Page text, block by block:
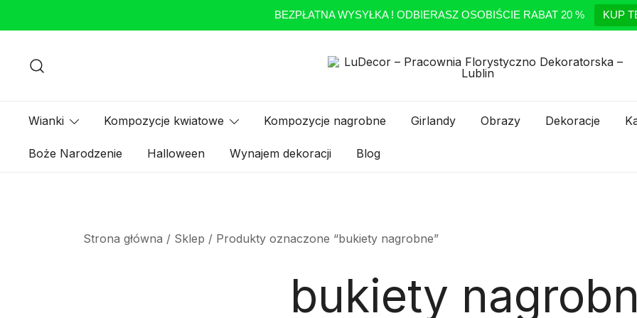
BEZPŁATNA WYSYŁKA ! ODBIERASZ OSOBIŚCIE RABAT 20 % KUP
Wianki Kompozycje kwiatowe Kompozycje nagrobne Girlandy Obrazy Dekoracje
Boże Narodzenie Halloween Wynajem dekoracji Blog
Strona główna / Sklep / Produkty oznaczone “bukiety nagrobne”
bukiety